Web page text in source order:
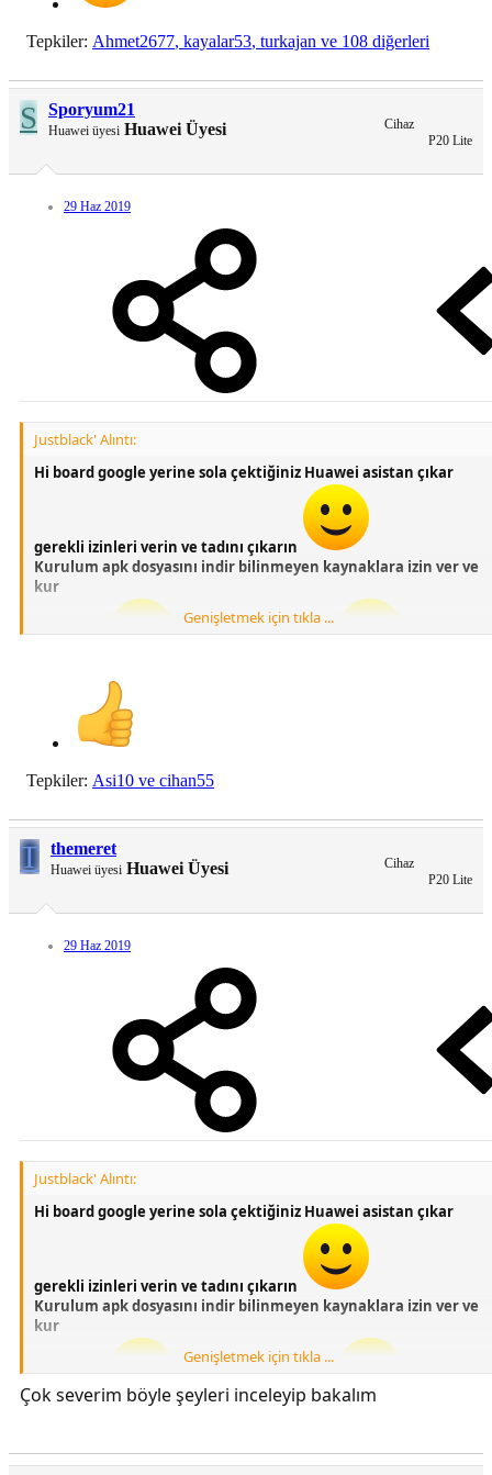
Tepkiler: Ahmet2677, kayalar53, turkajan ve 108 diğerleri
S Sporyum21
Huawei üyesi Huawei Üyesi
Cihaz
P20 Lite
29 Haz 2019
Justblack' Alıntı:
Hi board google yerine sola çektiğiniz Huawei asistan çıkar
gerekli izinleri verin ve tadını çıkarın
Kurulum apk dosyasını indir bilinmeyen kaynaklara izin ver ve
kur
EMUİ 9.1 P STOCK LAUNCHER UYUMLUDUR
Genişletmek için tıkla ...
Tepkiler: Asi10 ve cihan55
T themeret
Huawei üyesi Huawei Üyesi
Cihaz
P20 Lite
29 Haz 2019
Justblack' Alıntı:
Hi board google yerine sola çektiğiniz Huawei asistan çıkar
gerekli izinleri verin ve tadını çıkarın
Kurulum apk dosyasını indir bilinmeyen kaynaklara izin ver ve
kur
Türkçedir
Şimdiden birşey değil
Genişletmek için tıkla ...
Çok severim böyle şeyleri inceleyip bakalım